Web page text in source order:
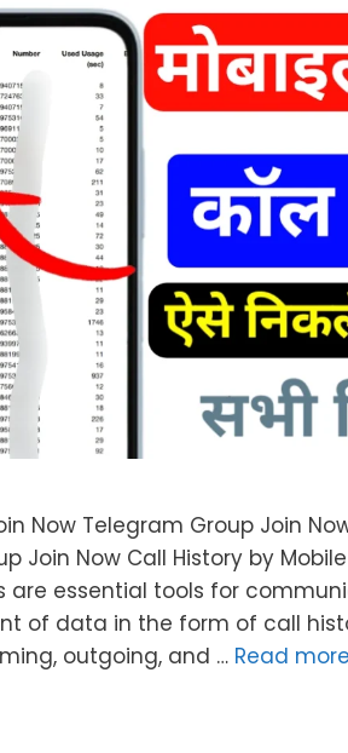
Now Telegram Group Join
Join Now Call History by
are essential tools for
of data in the form of call
outgoing, and … Read more